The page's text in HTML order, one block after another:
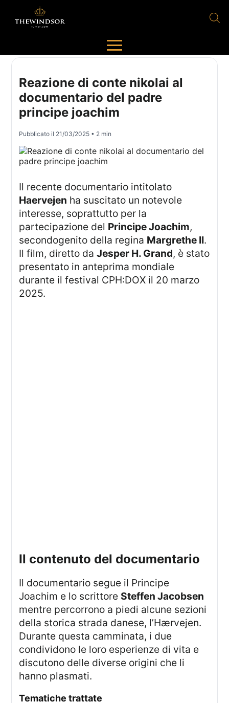
Reazione di conte nikolai al
documentario del padre
principe joachim
Pubblicato il 21/03/2025 • 2 min
Il recente documentario intitolato
Haervejen ha suscitato un notevole
interesse, soprattutto per la
partecipazione del Principe Joachim,
secondogenito della regina Margrethe II.
Il film, diretto daJesper H. Grand, è stato
presentato in anteprima mondiale
durante il festival CPH:DOX il 20 marzo
2025.
il contenuto del documentario
Il documentario segue il Principe
Joachim e lo scrittore Steffen Jacobsen
mentre percorrono a piedi alcune sezioni
della storica strada danese, l’Hærvejen.
Durante questa camminata, i due
condividono le loro esperienze di vita e
discutono delle diverse origini che li
hanno plasmati.
tematiche trattate